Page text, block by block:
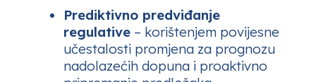
Prediktivno predviđanje
regulative – korištenjem povijesne
učestalosti promjena za prognozu
nadolazećih dopuna i proaktivno